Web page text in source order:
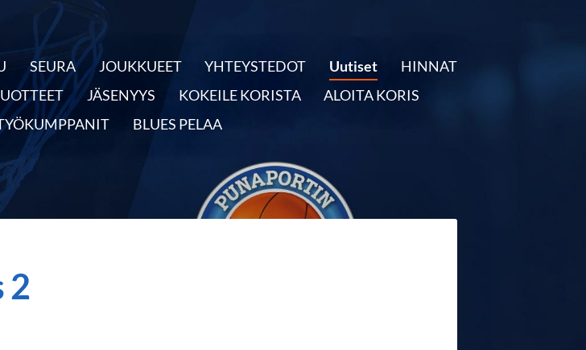
SEURA JOUKKUEET YHTEYSTEDOT Uutiset
HINNAT
JÄSENYYS KOKEILE KORISTA
ALOITA KORIS
BLUES PELAA
2